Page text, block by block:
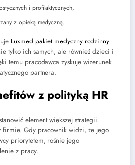
i profilaktycznych,
z opieką medyczną.
Luxmed pakiet medyczny rodzinny
tylko ich samych, ale również dzieci i
temu pracodawca zyskuje wizerunek
partnera.
z polityką HR
element większej strategii
firmie. Gdy pracownik widzi, że jego
priorytetem, rośnie jego
z pracy.